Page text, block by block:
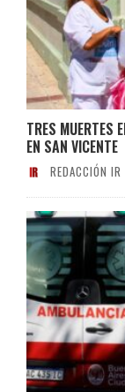
TRES MUERTES
EN SAN VICENTE
REDACCIÓN IR